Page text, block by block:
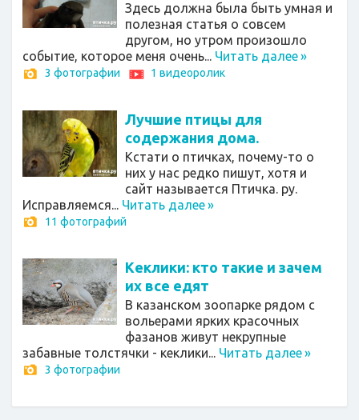
Здесь должна была быть умная и
полезная статья о совсем
другом, но утром произошло
событие, которое меня очень... Читать далее»
3 фотографии 1 видеоролик
Лучшие птицы для
содержания дома.
Кстати о птичках, почему-то о
них у нас редко пишут, хотя и
сайт называется Птичка. ру.
Исправляемся... Читать далее»
11 фотографий
Кеклики: кто такие и зачем
их все едят
В казанском зоопарке рядом с
вольерами ярких красочных
фазанов живут некрупные
забавные толстячки - кеклики... Читать далее»
3 фотографии